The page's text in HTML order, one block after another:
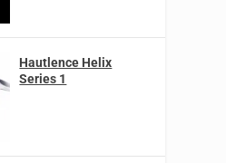
Hautlence Helix
Series 1